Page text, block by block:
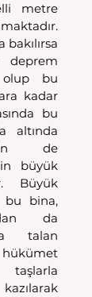
metre
olup bu
kadar
bu
altında
de
büyük
Büyük
bu bina,
da
talan